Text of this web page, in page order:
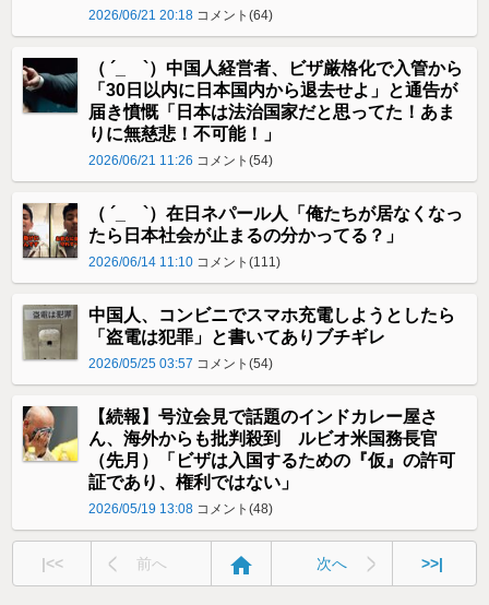
2026/06/21 20:18 コメント(64)
（ ´_ゝ`）中国人経営者、ビザ厳格化で入管から
「30日以内に日本国内から退去せよ」と通告が
届き憤慨「日本は法治国家だと思ってた！あま
りに無慈悲！不可能！」
2026/06/21 11:26 コメント(54)
（ ´_ゝ`）在日ネパール人「俺たちが居なくなっ
たら日本社会が止まるの分かってる？」
2026/06/14 11:10 コメント(111)
中国人、コンビニでスマホ充電しようとしたら
「盗電は犯罪」と書いてありブチギレ
2026/05/25 03:57 コメント(54)
【続報】号泣会見で話題のインドカレー屋さ
ん、海外からも批判殺到 ルビオ米国務長官
（先月）「ビザは入国するための『仮』の許可
証であり、権利ではない」
2026/05/19 13:08 コメント(48)
|<< 前へ home 次へ >>|